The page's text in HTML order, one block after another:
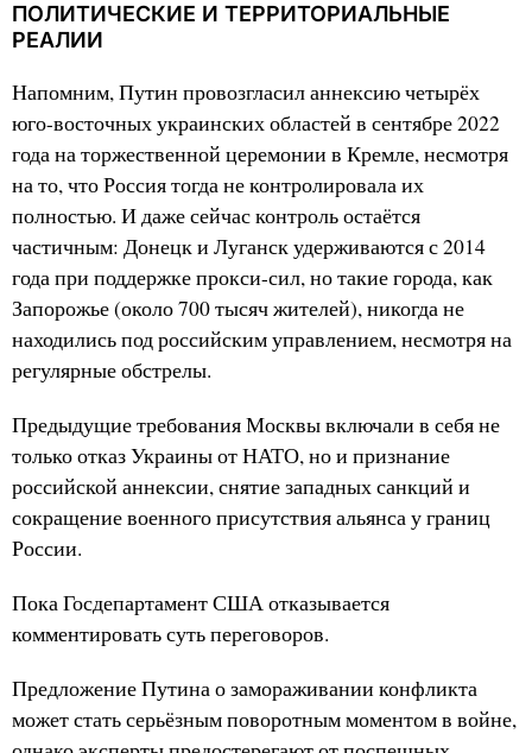
ПОЛИТИЧЕСКИЕ И ТЕРРИТОРИАЛЬНЫЕ
РЕАЛИИ
Напомним, Путин провозгласил аннексию четырёх
юго-восточных украинских областей в сентябре 2022
года на торжественной церемонии в Кремле, несмотря
на то, что Россия тогда не контролировала их
полностью. И даже сейчас контроль остаётся
частичным: Донецк и Луганск удерживаются с 2014
года при поддержке прокси-сил, но такие города, как
Запорожье (около 700 тысяч жителей), никогда не
находились под российским управлением, несмотря на
регулярные обстрелы.
Предыдущие требования Москвы включали в себя не
только отказ Украины от НАТО, но и признание
российской аннексии, снятие западных санкций и
сокращение военного присутствия альянса у границ
России.
Пока Госдепартамент США отказывается
комментировать суть переговоров.
Предложение Путина о замораживании конфликта
может стать серьёзным поворотным моментом в войне,